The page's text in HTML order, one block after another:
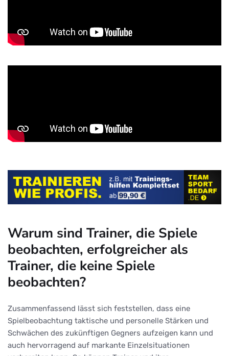
Warum sind Trainer, die Spiele
beobachten, erfolgreicher als
Trainer, die keine Spiele
beobachten?
Zusammenfassend lässt sich feststellen, dass eine
Spielbeobachtung taktische und personelle Stärken und
Schwächen des zukünftigen Gegners aufzeigen kann und
auch hervorragend auf markante Einzelsituationen